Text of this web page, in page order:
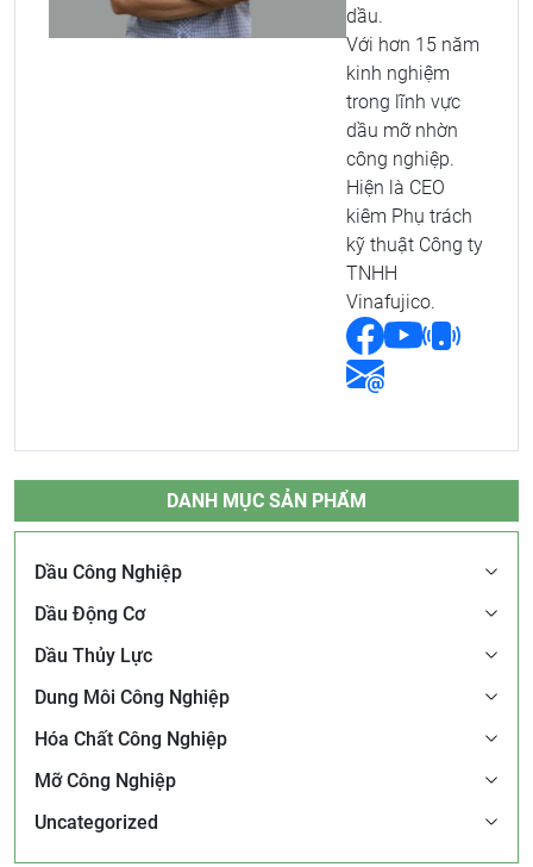
dầu.
Với hơn 15 năm
kinh nghiệm
trong lĩnh vực
dầu mỡ nhờn
công nghiệp.
Hiện là CEO
kiêm Phụ trách
kỹ thuật Công ty
TNHH
Vinafujico.
DANH MỤC SẢN PHẨM
Dầu Công Nghiệp
Dầu Động Cơ
Dầu Thủy Lực
Dung Môi Công Nghiệp
Hóa Chất Công Nghiệp
Mỡ Công Nghiệp
Uncategorized